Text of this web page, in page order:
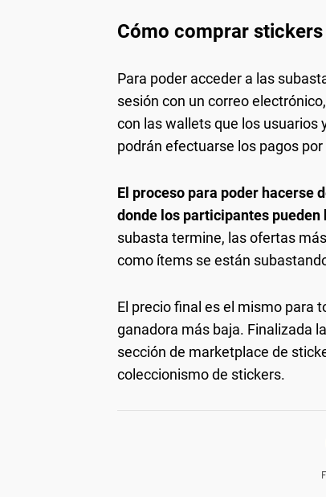
Cómo comprar stickers
Para poder acceder a las
sesión con un correo
con las wallets que los usuarios
podrán efectuarse los pagos
El proceso para poder hacerse
donde los participantes
subasta termine, las ofertas
como ítems se están
El precio final es el mismo para
ganadora más baja. Finalizada
sección de marketplace de
coleccionismo de stickers.